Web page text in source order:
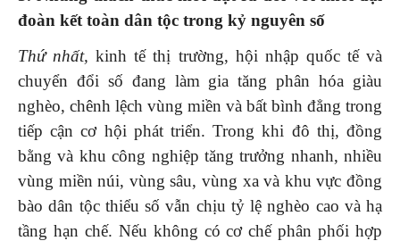
đoàn kết toàn dân tộc trong kỷ nguyên số
Thứ nhất, kinh tế thị trường, hội nhập quốc tế và
chuyển đổi số đang làm gia tăng phân hóa giàu
nghèo, chênh lệch vùng miền và bất bình đẳng trong
tiếp cận cơ hội phát triển. Trong khi đô thị, đồng
bằng và khu công nghiệp tăng trưởng nhanh, nhiều
vùng miền núi, vùng sâu, vùng xa và khu vực đồng
bào dân tộc thiểu số vẫn chịu tỷ lệ nghèo cao và hạ
tầng hạn chế. Nếu không có cơ chế phân phối hợp